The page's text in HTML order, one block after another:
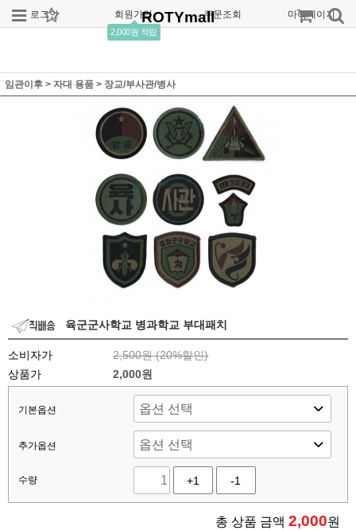
로그인 회원가입
2,000원 적립
주문조회 마이페이지
ROTYmall
임관이후 > 자대 용품 > 장교/부사관/병사
육군군사학교 병과학교 부대패치
소비자가 2,500원 (20%할인)
상품가
2,000원
기본옵션
추가옵션
수량 +1 -1
총 상품 금액 2,000원